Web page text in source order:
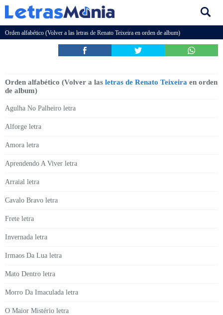
Orden alfabético (Volver a las letras de Renato Teixeira en orden de album)
Orden alfabético (Volver a las letras de Renato Teixeira en orden
de album)
Agulha No Palheiro letra
Alforge letra
Amora letra
Aprendendo A Viver letra
Arraial letra
Cavalo Bravo letra
Frete letra
Invernada letra
Irmaos Da Lua letra
Mato Dentro letra
Morro Da Imaculada letra
O Maior Mistério letra